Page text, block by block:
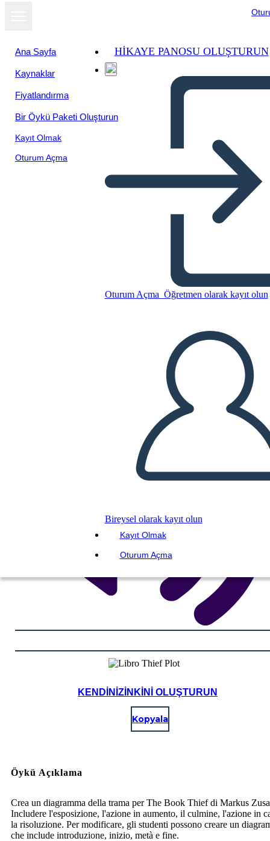
Ana Sayfa
Kaynaklar
Fiyatlandırma
Bir Öykü Paketi Oluşturun
Kayıt Olmak
Oturum Açma
HIKAYE PANOSU OLUŞTURUN
Oturum Açma Öğretmen olarak kayıt olun
Bireysel olarak kayıt olun
Kayıt Olmak
Oturum Açma
Libro Thief Plot
BİR HİKAYE PANOSU OLUŞTUR
SLAYT GÖSTERİSİNİ OYNAT
BENİ OKU
KENDINIZINKINI OLUŞTURUN
Kopyala
Öykü Açıklama
Crea un diagramma della trama per The Book Thief di Markus
Includere l'esposizione, l'azione in aumento, il culmine, l'azione in
la risoluzione. Per modificare, gli studenti possono creare un
che include introduzione, inizio, metà e fine.